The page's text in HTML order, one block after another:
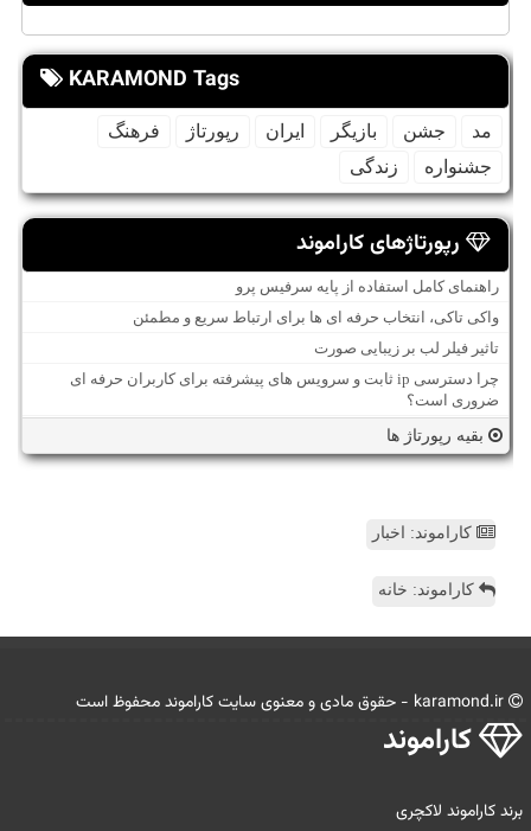
KARAMOND Tags
مد جشن بازیگر ایران رپورتاژ
فرهنگ
جشنواره
زندگی
رپورتاژهای کاراموند
راهنمای کامل استفاده از پایه سرفیس پرو
واکی تاکی، انتخاب حرفه ای ها برای ارتباط سریع و مطمئن
تاثیر فیلر لب بر زیبایی صورت
چرا دسترسی ip ثابت و سرویس های پیشرفته برای کاربران حرفه ای
ضروری است؟
بقیه رپورتاژ ها
کاراموند: اخبار
کاراموند: خانه
كاراموند
برند کاراموند لاکچری